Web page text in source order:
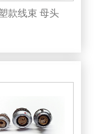
款线束 母头